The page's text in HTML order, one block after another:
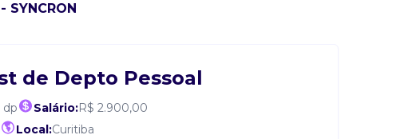
SYNCRON
de Depto Pessoal
dp Salário:R$ 2.900,00
Local:Curitiba